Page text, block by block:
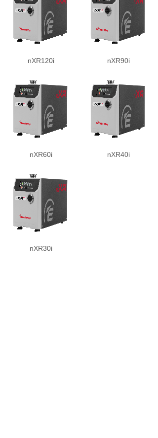
nXR120i nXR90i
nXR60i nXR40i
nXR30i